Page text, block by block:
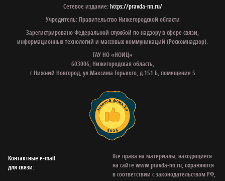
Сетевое издание:https://pravda-nn.ru/
Учредитель: Правительство Нижегородской области
Зарегистрировано Федеральной службой по надзору в сфере связи,
информационных технологий и массовых коммуникаций (Роскомнадзор).
ГАУ НО «НОИЦ»
603006, Нижегородская область,
г.Нижний Новгород, ул.Максима Горького, д.151 Б, помещение 5
Контактные e‑mail
для связи:
Все права на материалы, находящиеся
на сайте www.pravda-nn.ru, охраняются
в соответствии с законодательством РФ,